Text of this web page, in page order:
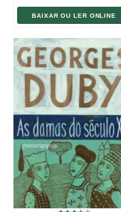
BAIXAR OU LER ONLINE